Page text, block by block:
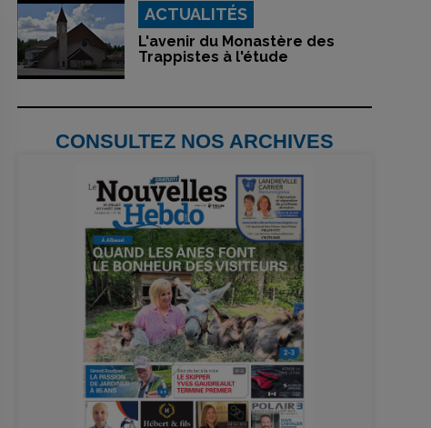
ACTUALITÉS
L'avenir du Monastère des
Trappistes à l'étude
CONSULTEZ NOS ARCHIVES